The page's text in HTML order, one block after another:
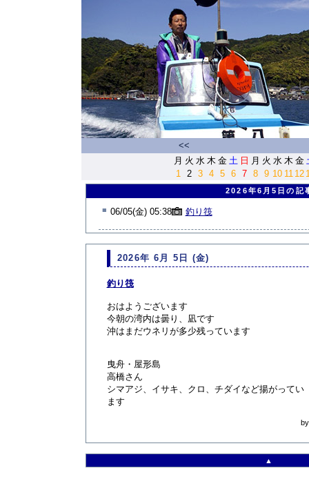
<<
月 火 水 木 金 土 日 月 火 水 木 金
1
2 3 4 5 6 7 8 9 10 11 12
2026年6月5日の記
■ 06/05(金) 05:38 釣り筏
2026年 6月 5日 (金)
釣り筏
おはようございます
今朝の湾内は曇り、凪です
沖はまだウネリが多少残っています
曳舟・屋形島
高橋さん
シマアジ、イサキ、クロ、チダイなど揚がってい
ます
▲